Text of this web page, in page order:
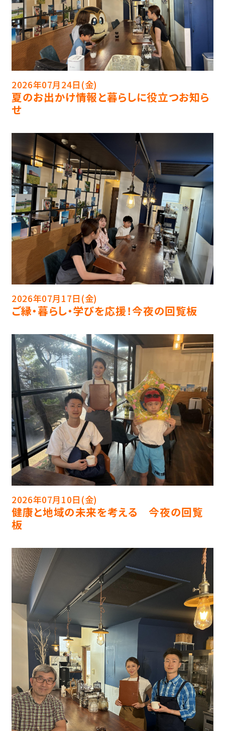
2026年07月24日(金)
夏のお出かけ情報と暮らしに役立つお知ら
せ
2026年07月17日(金)
ご縁・暮らし・学びを応援！今夜の回覧板
2026年07月10日(金)
健康と地域の未来を考える 今夜の回覧
板